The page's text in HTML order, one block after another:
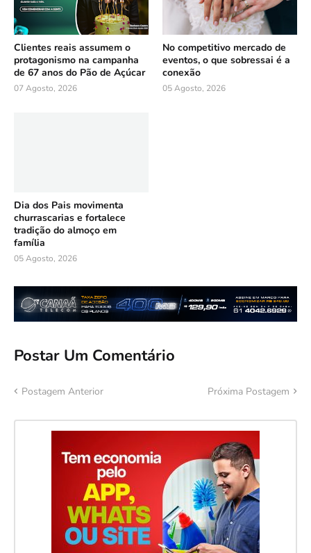
Clientes reais assumem o
protagonismo na campanha
de 67 anos do Pão de Açúcar
07 Agosto, 2026
No competitivo mercado de
eventos, o que sobressai é a
conexão
05 Agosto, 2026
Dia dos Pais movimenta
churrascarias e fortalece
tradição do almoço em
família
05 Agosto, 2026
Postar Um Comentário
Postagem Anterior Próxima Postagem